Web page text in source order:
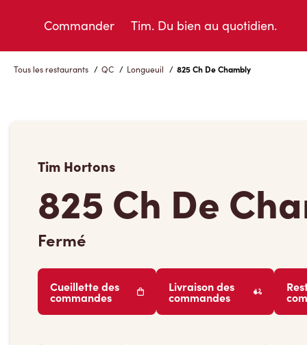
Commander Tim. Du bien au quotidien.
Tous les restaurants / QC / Longueuil / 825 Ch De Chambly
Tim Hortons
825 Ch De
Fermé
Cueillette des
commandes
Livraison des
commandes